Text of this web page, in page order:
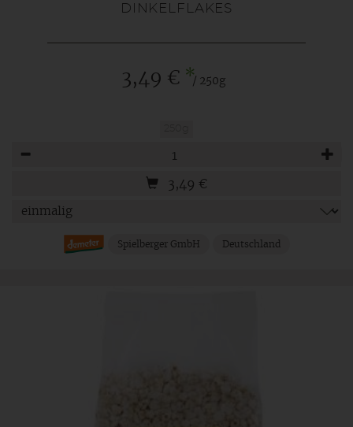
DINKELFLAKES
3,49 € */ 250g
3,49 €
Spielberger GmbH Deutschland